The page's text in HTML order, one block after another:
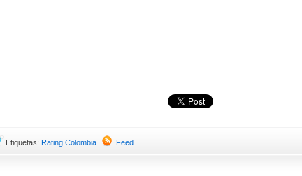
Etiquetas: Rating Colombia Feed